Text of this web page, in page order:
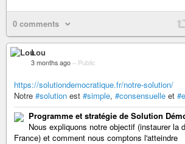
0 comments
Lou
3 months ago – Public
https://solutiondemocratique.fr/notre-solution/
Notre #solution est #simple, #consensuelle et
Programme et stratégie de Solution
Nous expliquons notre objectif (instaurer la
France) et comment nous comptons l'atteindre